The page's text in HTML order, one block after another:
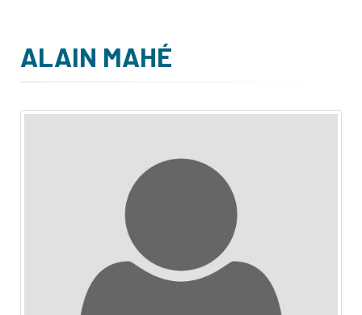
ALAIN MAHÉ